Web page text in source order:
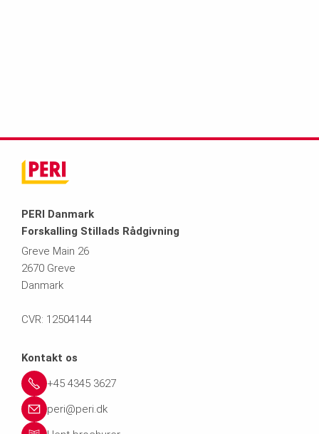
PERI Danmark
Forskalling Stillads Rådgivning
Greve Main 26
2670 Greve
Danmark
CVR: 12504144
Kontakt os
+45 4345 3627
peri@peri.dk